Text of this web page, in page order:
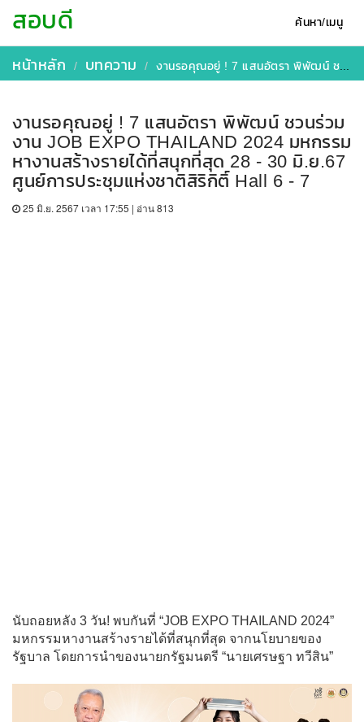
ค้นหา/เมนู
สอบดี
หน้าหลัก บทความ งานรอคุณอยู่ ! 7 แสนอัตรา พิพัฒน์ ชวนร่วมงาน JOB EXPO THAILAND 2024 มหกรรมหางานสร้างรายได้ที่สนุกที่สุด 28 - 30 มิ.ย.67 ศูนย์การประชุมแห่งชาติสิริกิติ์ Hall 6 - 7
งานรอคุณอยู่ ! 7 แสนอัตรา พิพัฒน์ ชวนร่วม
งาน JOB EXPO THAILAND 2024 มหกรรม
หางานสร้างรายได้ที่สนุกที่สุด 28 - 30 มิ.ย.67
ศูนย์การประชุมแห่งชาติสิริกิติ์ Hall 6 - 7
25 มิ.ย. 2567 เวลา 17:55 | อ่าน 813
นับถอยหลัง 3 วัน! พบกันที่ “JOB EXPO THAILAND 2024”
มหกรรมหางานสร้างรายได้ที่สนุกที่สุด จากนโยบายของ
รัฐบาล โดยการนำของนายกรัฐมนตรี “นายเศรษฐา ทวีสิน”